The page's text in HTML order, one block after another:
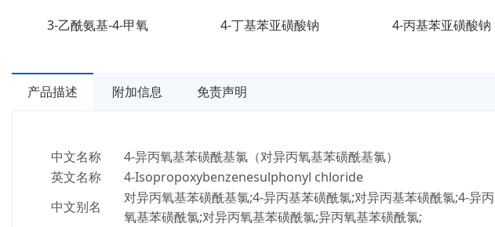
3-乙酰氨基-4-甲氧 4-丁基苯亚磺酸钠 4-丙基苯亚磺酸钠
产品描述 附加信息 免责声明
中文名称
4-异丙氧基苯磺酰基氯（对异丙氧基苯磺酰基氯）
英文名称
4-Isopropoxybenzenesulphonyl chloride
中文别名
对异丙氧基苯磺酰基氯;4-异丙基苯磺酰氯;对异丙基苯磺酰氯;4-异丙
氧基苯磺酰氯;对异丙氧基苯磺酰氯;异丙氧基苯磺酰氯;